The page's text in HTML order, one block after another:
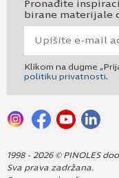
Pronađite
birane materijale
Klikom na dugme
politiku privatnosti.
1998 - 2026 © PINOLES doo
Sva prava zadržana.